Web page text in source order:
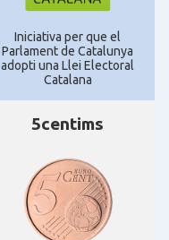
Iniciativa per que el
Parlament de Catalunya
adopti una Llei Electoral
Catalana
5centims